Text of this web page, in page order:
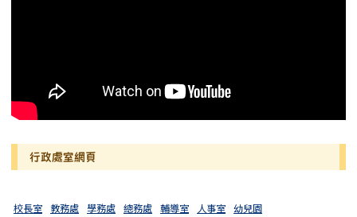
行政處室網頁
校長室 教務處 學務處 總務處 輔導室 人事室 幼兒園